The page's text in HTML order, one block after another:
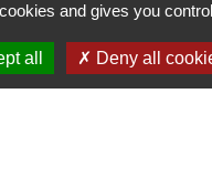
vous et/ou
la localité "
en-Auge"
and gives you
all
Deny all